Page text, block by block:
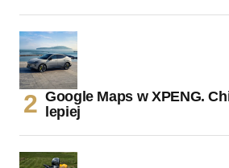
Google Maps w XPENG.
lepiej